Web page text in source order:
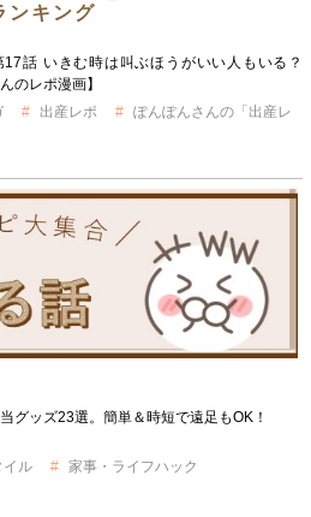
ンキング
17話 いきむ時は叫ぶほうがいい人もいる？
のレポ漫画】
出産レポ
ぽんぽんさんの「出産レ
グッズ23選。簡単＆時短で遠足もOK！
イル
家事・ライフハック